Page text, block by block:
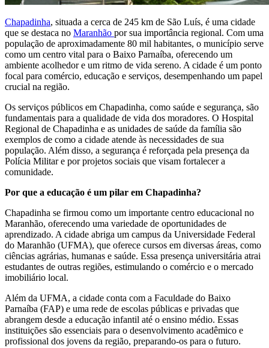
Chapadinha, situada a cerca de 245 km de São Luís, é uma cidade
que se destaca no Maranhão por sua importância regional. Com uma
população de aproximadamente 80 mil habitantes, o município serve
como um centro vital para o Baixo Parnaíba, oferecendo um
ambiente acolhedor e um ritmo de vida sereno. A cidade é um ponto
focal para comércio, educação e serviços, desempenhando um papel
crucial na região.
Os serviços públicos em Chapadinha, como saúde e segurança, são
fundamentais para a qualidade de vida dos moradores. O Hospital
Regional de Chapadinha e as unidades de saúde da família são
exemplos de como a cidade atende às necessidades de sua
população. Além disso, a segurança é reforçada pela presença da
Polícia Militar e por projetos sociais que visam fortalecer a
comunidade.
Por que a educação é um pilar em Chapadinha?
Chapadinha se firmou como um importante centro educacional no
Maranhão, oferecendo uma variedade de oportunidades de
aprendizado. A cidade abriga um campus da Universidade Federal
do Maranhão (UFMA), que oferece cursos em diversas áreas, como
ciências agrárias, humanas e saúde. Essa presença universitária atrai
estudantes de outras regiões, estimulando o comércio e o mercado
imobiliário local.
Além da UFMA, a cidade conta com a Faculdade do Baixo
Parnaíba (FAP) e uma rede de escolas públicas e privadas que
abrangem desde a educação infantil até o ensino médio. Essas
instituições são essenciais para o desenvolvimento acadêmico e
profissional dos jovens da região, preparando-os para o futuro.